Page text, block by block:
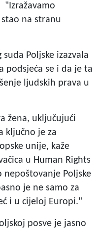
na stranu
Poljske izazvala
podsjeća se i da je ta
ljudskih prava u
žena, uključujući
ključno je za
unije, kaže
u Human Rights
Poljske
je ne samo za
i u cijeloj Europi."
posve je jasno